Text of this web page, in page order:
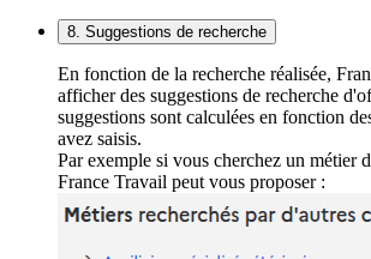
8. Suggestions de recherche
En fonction de la recherche réalisée,
afficher des suggestions de recherche
suggestions sont calculées en fonction
avez saisis.
Par exemple si vous cherchez un métier
France Travail peut vous proposer :